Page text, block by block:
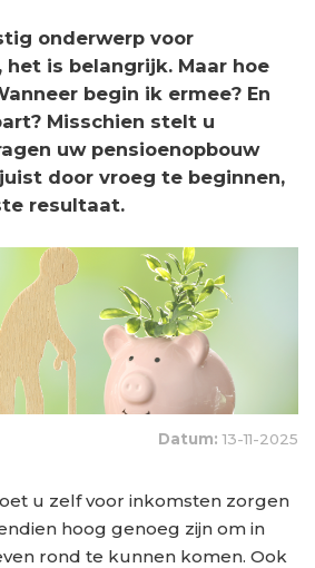
onderwerp voor
het is belangrijk. Maar hoe
begin ik ermee? En
Misschien stelt u
uw pensioenopbouw
door vroeg te beginnen,
resultaat.
Datum:13-11-2025
u zelf voor inkomsten zorgen
hoog genoeg zijn om in
rond te kunnen komen. Ook